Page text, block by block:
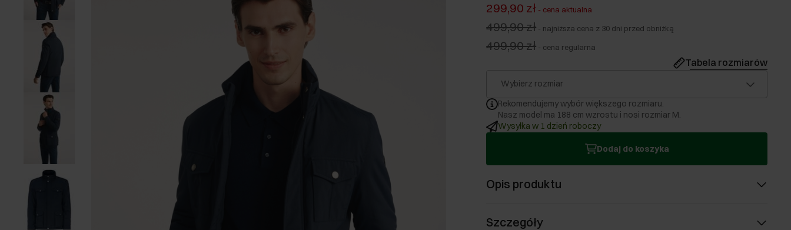
299,90 zł - cena aktualna
499,90 zł - najniższa cena z 30 dni przed obniżką
499,90 zł - cena regularna
Tabela rozmiarów
Wybierz rozmiar
Rekomendujemy wybór większego rozmiaru.
Nasz model ma 188 cm wzrostu i nosi rozmiar M.
Wysyłka w 1 dzień roboczy
Dodaj do koszyka
Opis produktu
Szczegóły